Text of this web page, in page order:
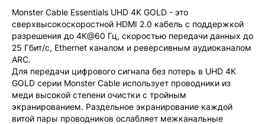
Monster Cable Essentials UHD 4K GOLD - это
сверхвысокоскоростной HDMI 2.0 кабель с поддержкой
разрешения до 4К@60 Гц, скоростью передачи данных до
25 Гбит/с, Ethernet каналом и реверсивным аудиоканалом
ARC.
Для передачи цифрового сигнала без потерь в UHD 4K
GOLD серии Monster Cable использует проводники из
меди высокой степени очистки с тройным
экранированием. Раздельное экранирование каждой
витой пары проводников ослабляет межканальные